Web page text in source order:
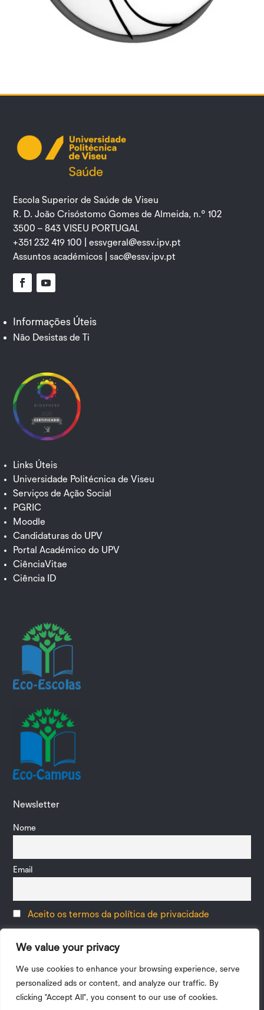
We value your privacy
We use cookies to enhance your browsing experience, serve
personalized ads or content, and analyze our traffic. By
clicking "Accept All", you consent to our use of cookies.
Escola Superior de Saúde de Viseu
R. D. João Crisóstomo Gomes de Almeida, n.º 102
3500 – 843 VISEU PORTUGAL
+351 232 419 100 |essvgeral@essv.ipv.pt
Assuntos académicos |sac@essv.ipv.pt
Informações Úteis
Não Desistas de Ti
Links Úteis
Universidade Politécnica de Viseu
Serviços de Ação Social
PGRIC
Moodle
Candidaturas do UPV
Portal Académico do UPV
CiênciaVitae
Ciência ID
Newsletter
Nome
Email
Aceito os termos da política de privacidade